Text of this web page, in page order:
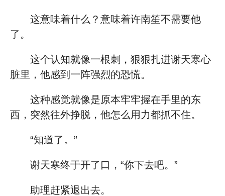
这意味着什么？意味着许南笙不需要他
了。
这个认知就像一根刺，狠狠扎进谢天寒心
脏里，他感到一阵强烈的恐慌。
这种感觉就像是原本牢牢握在手里的东
西，突然往外挣脱，他怎么用力都抓不住。
“知道了。”
谢天寒终于开了口，“你下去吧。”
助理赶紧退出去。